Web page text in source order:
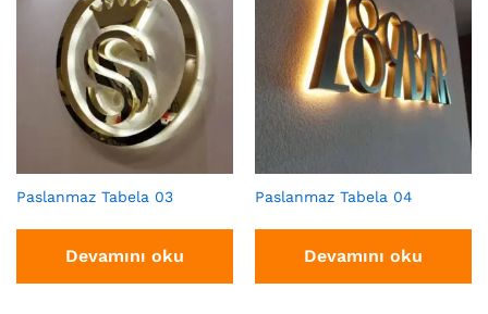
Paslanmaz Tabela 03
Devamını oku
Paslanmaz Tabela 04
Devamını oku